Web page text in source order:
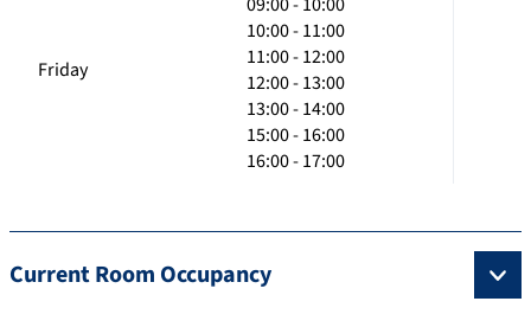
Friday
10:00 - 11:00
11:00 - 12:00
12:00 - 13:00
13:00 - 14:00
15:00 - 16:00
16:00 - 17:00
Current Room Occupancy